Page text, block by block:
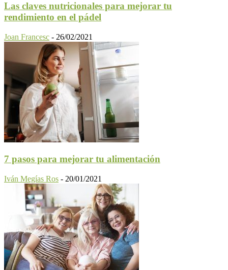
Las claves nutricionales para mejorar tu
rendimiento en el pádel
Joan Francesc - 26/02/2021
7 pasos para mejorar tu alimentación
Iván Megías Ros - 20/01/2021